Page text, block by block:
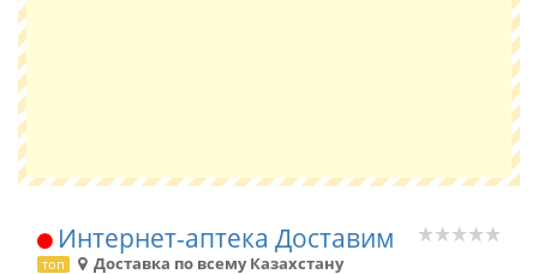
Интернет-аптека Доставим
топ Доставка по всему Казахстану